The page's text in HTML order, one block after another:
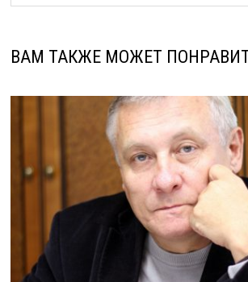
ВАМ ТАКЖЕ МОЖЕТ